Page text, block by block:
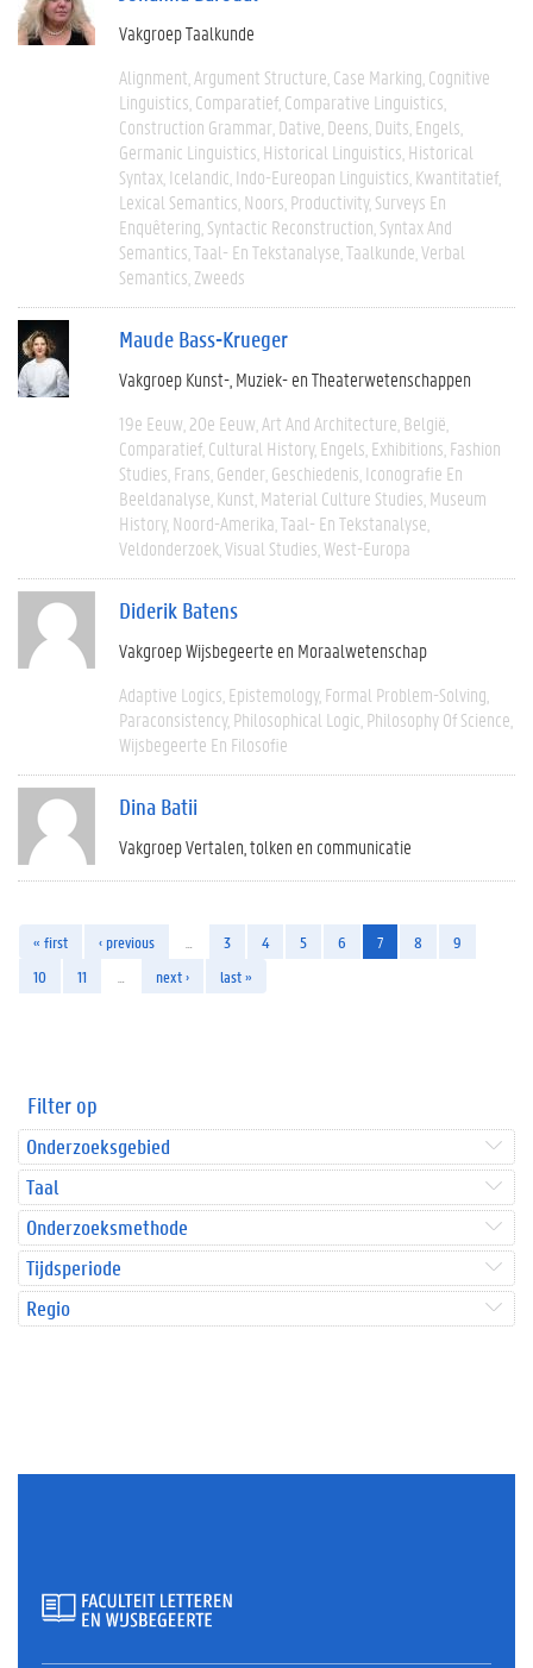
Vakgroep Taalkunde
Alignment Argument Structure Case Marking Cognitive
Linguistics Comparatief Comparative Linguistics
Construction Grammar Dative Deens Duits Engels
Germanic Linguistics Historical Linguistics Historical
Syntax Icelandic Indo-Eureopan Linguistics Kwantitatief
Lexical Semantics Noors Productivity Surveys En
Enquêtering Syntactic Reconstruction Syntax And
Semantics Taal- En Tekstanalyse Taalkunde Verbal
Semantics Zweeds
Maude Bass-Krueger
Vakgroep Kunst-, Muziek- en Theaterwetenschappen
19e Eeuw 20e Eeuw Art And Architecture België
Comparatief Cultural History Engels Exhibitions Fashion
Studies Frans Gender Geschiedenis Iconografie En
Beeldanalyse Kunst Material Culture Studies Museum
History Noord-Amerika Taal- En Tekstanalyse
Veldonderzoek Visual Studies West-Europa
Diderik Batens
Vakgroep Wijsbegeerte en Moraalwetenschap
Adaptive Logics Epistemology Formal Problem-Solving
Paraconsistency Philosophical Logic Philosophy Of Science
Wijsbegeerte En Filosofie
Dina Batii
Vakgroep Vertalen, tolken en communicatie
« first ‹ previous 3 4 5 6 7 8
9
10
11 next › last »
Filter op
Onderzoeksgebied
Taal
Onderzoeksmethode
Tijdsperiode
Regio